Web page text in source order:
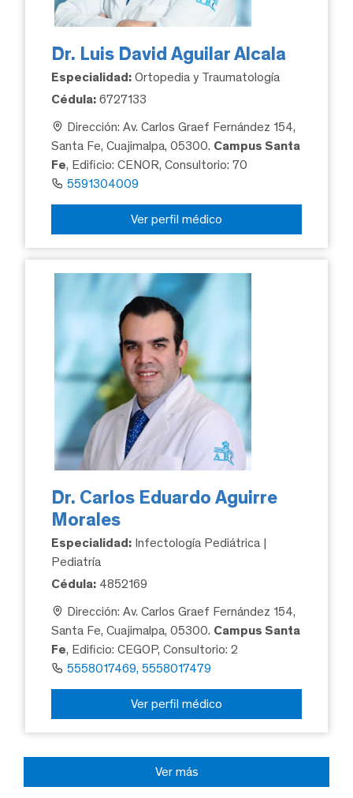
Dr. Luis David Aguilar Alcala
Especialidad: Ortopedia y Traumatología
Cédula: 6727133
Dirección: Av. Carlos Graef Fernández 154,
Santa Fe, Cuajimalpa, 05300. Campus Santa
Fe, Edificio: CENOR, Consultorio: 70
5591304009
Ver perfil médico
Dr. Carlos Eduardo Aguirre
Morales
Especialidad: Infectología Pediátrica |
Pediatría
Cédula: 4852169
Dirección: Av. Carlos Graef Fernández 154,
Santa Fe, Cuajimalpa, 05300. Campus Santa
Fe, Edificio: CEGOP, Consultorio: 2
5558017469, 5558017479
Ver perfil médico
Ver más